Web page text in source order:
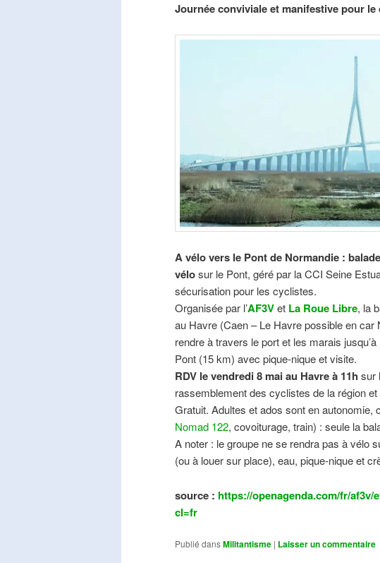
Journée conviviale et manifestive pour
A vélo vers le Pont de Normandie :
vélosur le Pont, géré par la CCI Seine
sécurisation pour les cyclistes.
Organisée par l’AF3Vet La Roue Libre, la
au Havre (Caen – Le Havre possible en
rendre à travers le port et les marais
Pont (15 km) avec pique-nique et visite.
RDV le vendredi 8 mai au Havre à 11h sur
rassemblement des cyclistes de la région et
Gratuit. Adultes et ados sont en autonomie,
Nomad 122, covoiturage, train) : seule la
A noter : le groupe ne se rendra pas à vélo
(ou à louer sur place), eau, pique-nique et
source : https://openagenda.com/fr/
cl=fr
Publié dansMilitantisme | Laisser un commentaire